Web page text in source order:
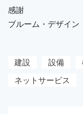
感謝
ブルーム・デザイン
建設 設備
ネットサービス